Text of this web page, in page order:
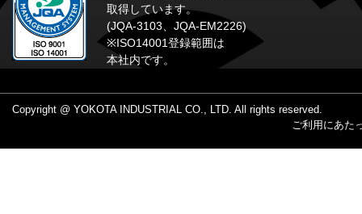
取得しています。
(JQA-3103、JQA-EM2226)
※ISO14001登録範囲は
本社内です。
Copyright @ YOKOTA INDUSTRIAL CO., LTD. All rights reserved.
ご利用にあた